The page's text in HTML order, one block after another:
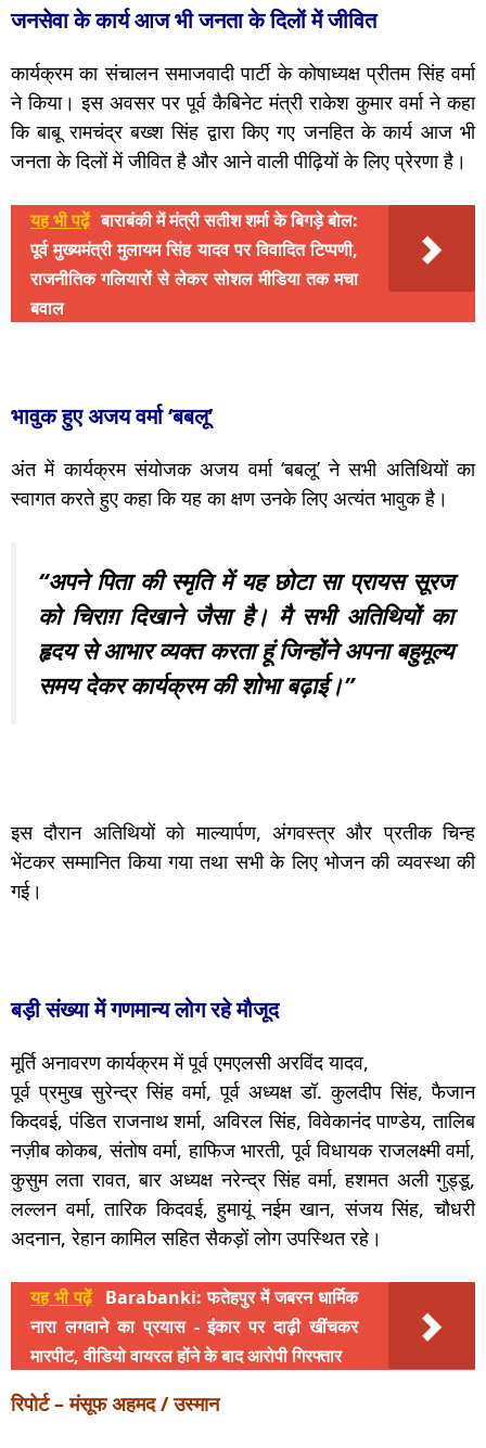
जनसेवा के कार्य आज भी जनता के दिलों में जीवित
कार्यक्रम का संचालन समाजवादी पार्टी के कोषाध्यक्ष प्रीतम सिंह वर्मा
ने किया। इस अवसर पर पूर्व कैबिनेट मंत्री राकेश कुमार वर्मा ने कहा
कि बाबू रामचंद्र बख्श सिंह द्वारा किए गए जनहित के कार्य आज भी
जनता के दिलों में जीवित है और आने वाली पीढ़ियों के लिए प्रेरणा है।
यह भी पढ़ें बाराबंकी में मंत्री सतीश शर्मा के बिगड़े बोल:
पूर्व मुख्यमंत्री मुलायम सिंह यादव पर विवादित टिप्पणी,
राजनीतिक गलियारों से लेकर सोशल मीडिया तक मचा
बवाल
भावुक हुए अजय वर्मा ‘बबलू’
अंत में कार्यक्रम संयोजक अजय वर्मा ‘बबलू’ ने सभी अतिथियों का
स्वागत करते हुए कहा कि यह का क्षण उनके लिए अत्यंत भावुक है।
“अपने पिता की स्मृति में यह छोटा सा प्रायस सूरज
को चिराग़ दिखाने जैसा है। मै सभी अतिथियों का
हृदय से आभार व्यक्त करता हूं जिन्होंने अपना बहुमूल्य
समय देकर कार्यक्रम की शोभा बढ़ाई।”
इस दौरान अतिथियों को माल्यार्पण, अंगवस्त्र और प्रतीक चिन्ह
भेंटकर सम्मानित किया गया तथा सभी के लिए भोजन की व्यवस्था की
गई।
बड़ी संख्या में गणमान्य लोग रहे मौजूद
मूर्ति अनावरण कार्यक्रम में पूर्व एमएलसी अरविंद यादव,
पूर्व प्रमुख सुरेन्द्र सिंह वर्मा, पूर्व अध्यक्ष डॉ. कुलदीप सिंह, फैजान
किदवई, पंडित राजनाथ शर्मा, अविरल सिंह, विवेकानंद पाण्डेय, तालिब
नज़ीब कोकब, संतोष वर्मा, हाफिज भारती, पूर्व विधायक राजलक्ष्मी वर्मा,
कुसुम लता रावत, बार अध्यक्ष नरेन्द्र सिंह वर्मा, हशमत अली गुड्डू,
लल्लन वर्मा, तारिक किदवई, हुमायूं नईम खान, संजय सिंह, चौधरी
अदनान, रेहान कामिल सहित सैकड़ों लोग उपस्थित रहे।
यह भी पढ़ें Barabanki: फतेहपुर में जबरन धार्मिक
नारा लगवाने का प्रयास - इंकार पर दाढ़ी खींचकर
मारपीट, वीडियो वायरल होंने के बाद आरोपी गिरफ्तार
रिपोर्ट – मंसूफ अहमद / उस्मान